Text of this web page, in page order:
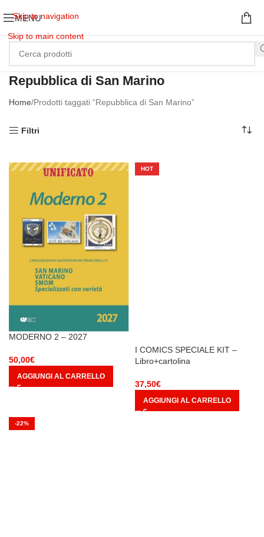
Skip to navigation
Skip to main content
MENU
Repubblica di San Marino
Home Prodotti taggati “Repubblica di San Marino”
Filtri
MODERNO 2 – 2027
50,00€
AGGIUNGI AL CARRELLO
HOT
I COMICS SPECIALE KIT –
Libro+cartolina
37,50€
AGGIUNGI AL CARRELLO
-22%